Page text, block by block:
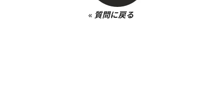
« 質問に戻る